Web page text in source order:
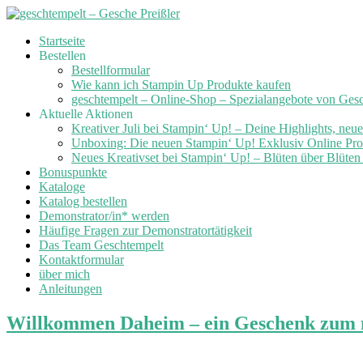
Skip
Startseite
Bestellen
Bestellformular
Wie kann ich Stampin Up Produkte kaufen
geschtempelt – Online-Shop – Spezialangebote von
Aktuelle Aktionen
Kreativer Juli bei Stampin‘ Up! – Deine Highlights,
Unboxing: Die neuen Stampin‘ Up! Exklusiv Online
Neues Kreativset bei Stampin‘ Up! – Blüten über
Bonuspunkte
Kataloge
Katalog bestellen
Demonstrator/in* werden
Häufige Fragen zur Demonstratortätigkeit
Das Team Geschtempelt
Kontaktformular
über mich
Anleitungen
Willkommen Daheim – ein Geschenk